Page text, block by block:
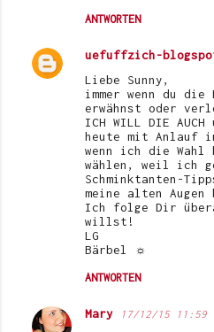
ANTWORTEN
uefuffzich-
Liebe Sunny,
immer wenn du
erwähnst oder
ICH WILL DIE
heute mit Anlauf
wenn ich die Wahl
wählen, weil ich
Schminktanten-
meine alten Augen
Ich folge Dir
willst!
LG
Bärbel ☼
ANTWORTEN
Mary 17/12/15 11:59